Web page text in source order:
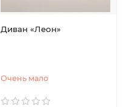
Диван «Леон»
Очень мало